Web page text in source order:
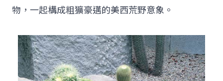
物，一起構成粗獷豪邁的美西荒野意象。